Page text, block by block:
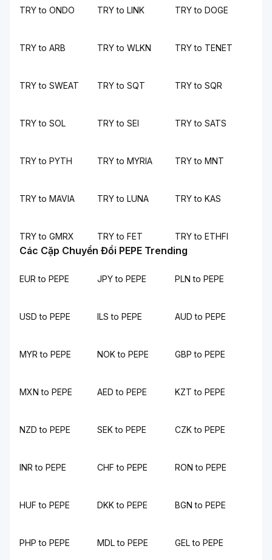
TRY to ONDO TRY to LINK TRY to DOGE
TRY to ARB TRY to WLKN TRY to TENET
TRY to SWEAT TRY to SQT TRY to SQR
TRY to SOL TRY to SEI TRY to SATS
TRY to PYTH TRY to MYRIA TRY to MNT
TRY to MAVIA TRY to LUNA TRY to KAS
TRY to GMRX TRY to FET TRY to ETHFI
Các Cặp Chuyển Đổi PEPE Trending
EUR to PEPE JPY to PEPE PLN to PEPE
USD to PEPE ILS to PEPE AUD to PEPE
MYR to PEPE NOK to PEPE GBP to PEPE
MXN to PEPE AED to PEPE KZT to PEPE
NZD to PEPE SEK to PEPE CZK to PEPE
INR to PEPE CHF to PEPE RON to PEPE
HUF to PEPE DKK to PEPE BGN to PEPE
PHP to PEPE MDL to PEPE GEL to PEPE